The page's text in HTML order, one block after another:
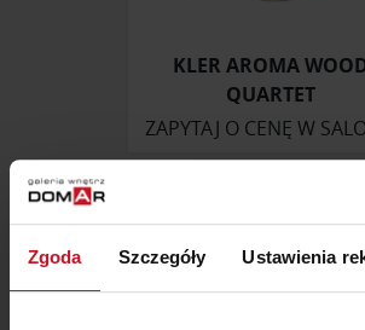
Zgoda Szczegóły Ustawienia
KLER AROMA
QUARTET
ZAPYTAJ O CENĘ W